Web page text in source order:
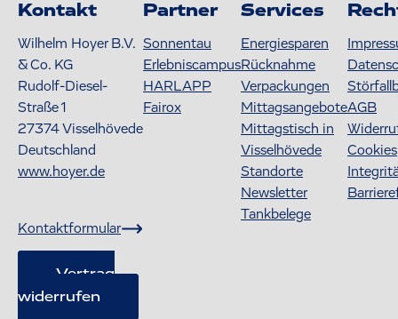
Kontakt
Wilhelm Hoyer B.V.
& Co. KG
Rudolf-Diesel-
Straße 1
27374Visselhövede
Deutschland
www.hoyer.de
Kontaktformular
Vertrag
widerrufen
Partner
Sonnentau
Erlebniscampus
HARLAPP
Fairox
Services
Energiesparen
Rücknahme
Verpackungen
Mittagsangebote
Mittagstisch in
Visselhövede
Standorte
Newsletter
Tankbelege
AGB
Cookies